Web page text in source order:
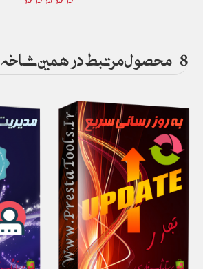
8 محصول مرتبط در همین شاخه